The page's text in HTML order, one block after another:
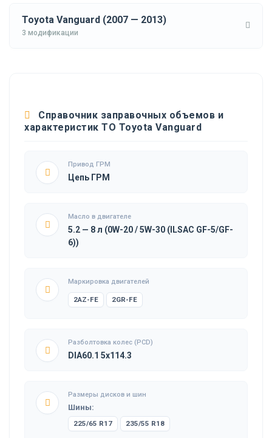
Toyota Vanguard (2007 — 2013)
3 модификации
Справочник заправочных объемов и
характеристик ТО Toyota Vanguard
Привод ГРМ
Цепь ГРМ
Масло в двигателе
5.2 — 8 л (0W-20 / 5W-30 (ILSAC GF-5/GF-
6))
Маркировка двигателей
2AZ-FE 2GR-FE
Разболтовка колес (PCD)
DIA60.1 5x114.3
Размеры дисков и шин
Шины:
225/65 R17 235/55 R18